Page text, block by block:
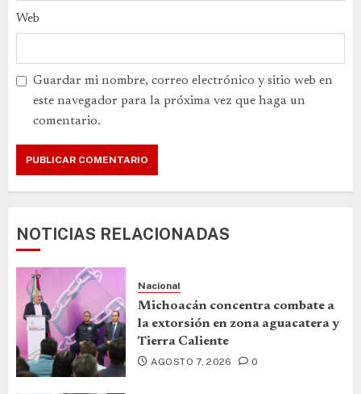
Web
Guardar mi nombre, correo electrónico y sitio web en
este navegador para la próxima vez que haga un
comentario.
NOTICIAS RELACIONADAS
Nacional
Michoacán concentra combate a
la extorsión en zona aguacatera y
Tierra Caliente
AGOSTO 7, 2026 0